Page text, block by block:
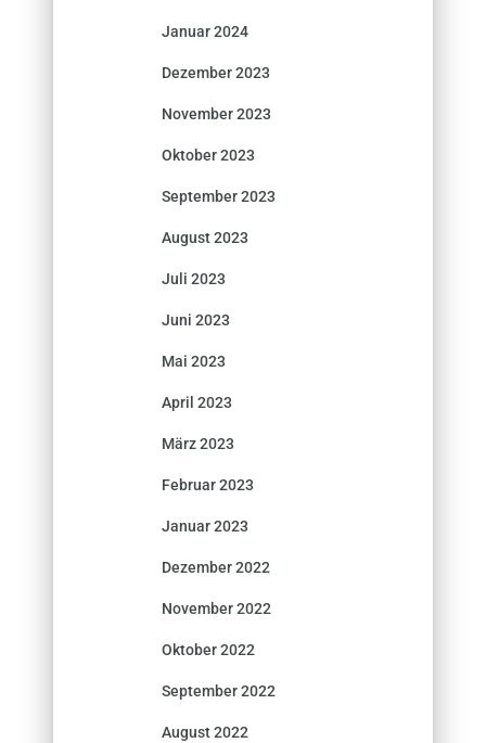
Januar 2024
Dezember 2023
November 2023
Oktober 2023
September 2023
August 2023
Juli 2023
Juni 2023
Mai 2023
April 2023
März 2023
Februar 2023
Januar 2023
Dezember 2022
November 2022
Oktober 2022
September 2022
August 2022